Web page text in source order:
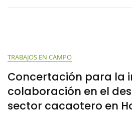
TRABAJOS EN CAMPO
Concertación para la
colaboración en el
sector cacaotero en